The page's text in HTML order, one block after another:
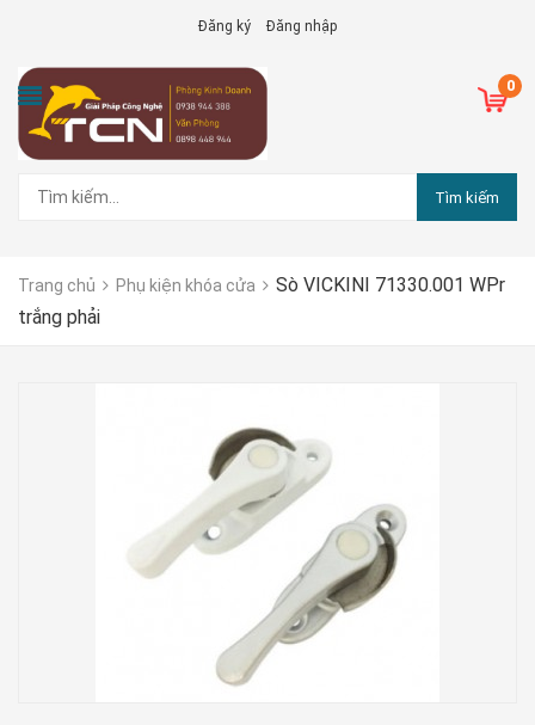
Đăng ký Đăng nhập
0
Tìm kiếm
Trang chủ Phụ kiện khóa cửa
Sò VICKINI 71330.001 WPr
trắng phải